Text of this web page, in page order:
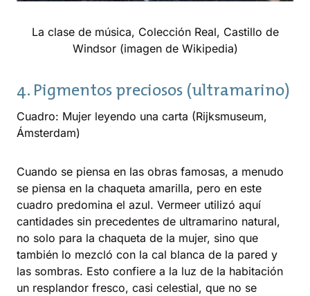
La clase de música, Colección Real, Castillo de
Windsor (imagen de Wikipedia)
4. Pigmentos preciosos (ultramarino)
Cuadro: Mujer leyendo una carta (Rijksmuseum,
Ámsterdam)
Cuando se piensa en las obras famosas, a menudo
se piensa en la chaqueta amarilla, pero en este
cuadro predomina el azul. Vermeer utilizó aquí
cantidades sin precedentes de ultramarino natural,
no solo para la chaqueta de la mujer, sino que
también lo mezcló con la cal blanca de la pared y
las sombras. Esto confiere a la luz de la habitación
un resplandor fresco, casi celestial, que no se